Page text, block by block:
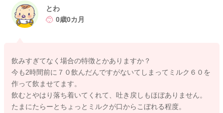
ような時には、搾乳分がありましたらそちらを勧めるようにさ
れてみるのもいいと思いますよ。
2026/4/19 11:04
とわ
0歳0カ月
飲みすぎてなく場合の特徴とかありますか？
今も2時間前に７０飲んだんですがないてしまってミルク６０を
作って飲ませてます。
飲むとやはり落ち着いてくれて、吐き戻しもほぼありません。
たまにたらーとちょっとミルクが口からこぼれる程度。